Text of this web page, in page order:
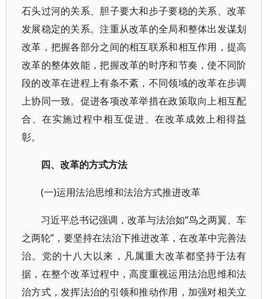
石头过河的关系、胆子要大和步子要稳的关系、改革
发展稳定的关系。注重从改革的全局和整体出发谋划
改革，把握各部分之间的相互联系和相互作用，提高
改革的整体效能，把握改革的时序和节奏，使不同阶
段的改革在进程上有条不紊，不同领域的改革在步调
上协同一致。促进各项改革举措在政策取向上相互配
合、在实施过程中相互促进、在改革成效上相得益
彰。
四、改革的方式方法
(一)运用法治思维和法治方式推进改革
习近平总书记强调，改革与法治如“鸟之两翼、车
之两轮”，要坚持在法治下推进改革，在改革中完善法
治。党的十八大以来，凡属重大改革都坚持于法有
据，在整个改革过程中，高度重视运用法治思维和法
治方式，发挥法治的引领和推动作用，加强对相关立